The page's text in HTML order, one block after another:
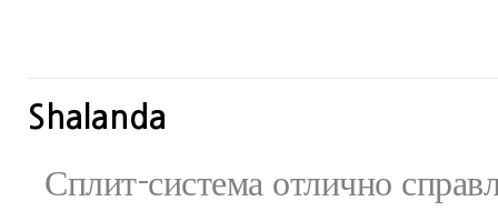
Shalanda
Сплит-система отлично